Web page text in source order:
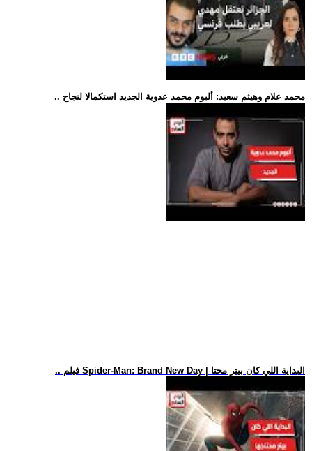
.. محمد علام وهيثم سعيد: ألبوم محمد عدوية الجديد استكمالا لنجاح
.. فيلم Spider-Man: Brand New Day | البداية اللي كان بيتر محتا